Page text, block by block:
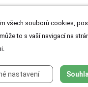
všech souborů cookies,
to s vaší navigací na
nastavení